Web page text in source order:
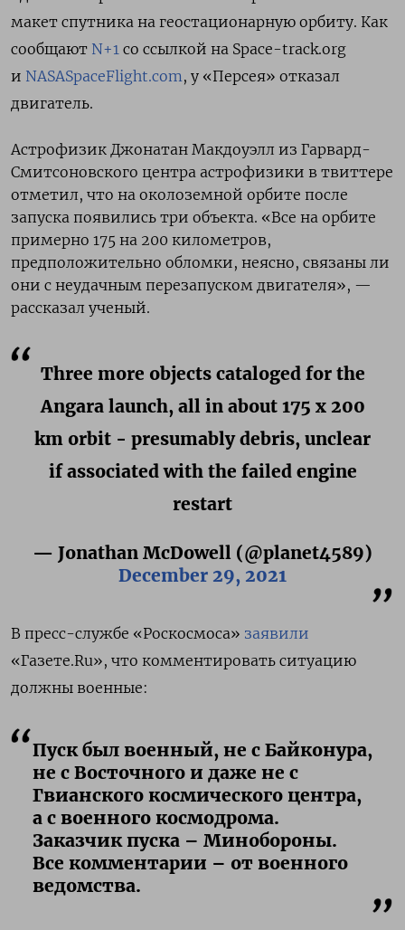
макет спутника на геостационарную орбиту. Как
сообщают N+1 со ссылкой на Space-track.org
и NASASpaceFlight.com, у «Персея» отказал
двигатель.
Астрофизик Джонатан Макдоуэлл из Гарвард-
Смитсоновского центра астрофизики в твиттере
отметил, что на околоземной орбите после
запуска появились три объекта. «Все на орбите
примерно 175 на 200 километров,
предположительно обломки, неясно, связаны ли
они с неудачным перезапуском двигателя», —
рассказал ученый.
Three more objects cataloged for the
Angara launch, all in about 175 x 200
km orbit - presumably debris, unclear
if associated with the failed engine
restart
— Jonathan McDowell (@planet4589)
December 29, 2021
В пресс-службе «Роскосмоса» заявили
«Газете.Ru», что комментировать ситуацию
должны военные:
Пуск был военный, не с Байконура,
не с Восточного и даже не с
Гвианского космического центра,
а с военного космодрома.
Заказчик пуска – Минобороны.
Все комментарии – от военного
ведомства.